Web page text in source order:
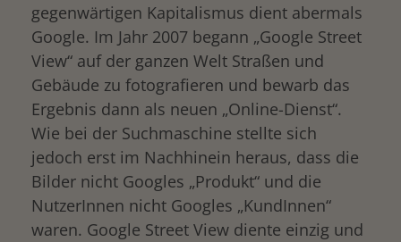
gegenwärtigen Kapitalismus dient abermals
Google. Im Jahr 2007 begann „Google Street
View“ auf der ganzen Welt Straßen und
Gebäude zu fotografieren und bewarb das
Ergebnis dann als neuen „Online-Dienst“.
Wie bei der Suchmaschine stellte sich
jedoch erst im Nachhinein heraus, dass die
Bilder nicht Googles „Produkt“ und die
NutzerInnen nicht Googles „KundInnen“
waren. Google Street View diente einzig und